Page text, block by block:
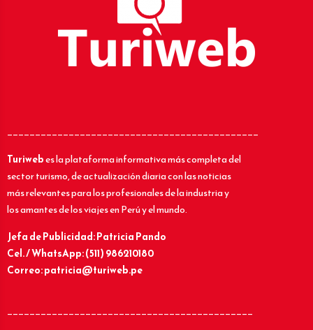
_____________________________________________
Turiwebes la plataforma informativa más completa del
sector turismo, de actualización diaria con las noticias
más relevantes para los profesionales de la industria y
los amantes de los viajes en Perú y el mundo.
Jefa de Publicidad: Patricia Pando
Cel. / WhatsApp: (511) 986210180
Correo: patricia@turiweb.pe
____________________________________________